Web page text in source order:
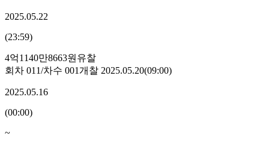
2025.05.22
(23:59)
4억1140만8663원 유찰
회차 011/차수 001개찰 2025.05.20(09:00)
2025.05.16
(00:00)
~